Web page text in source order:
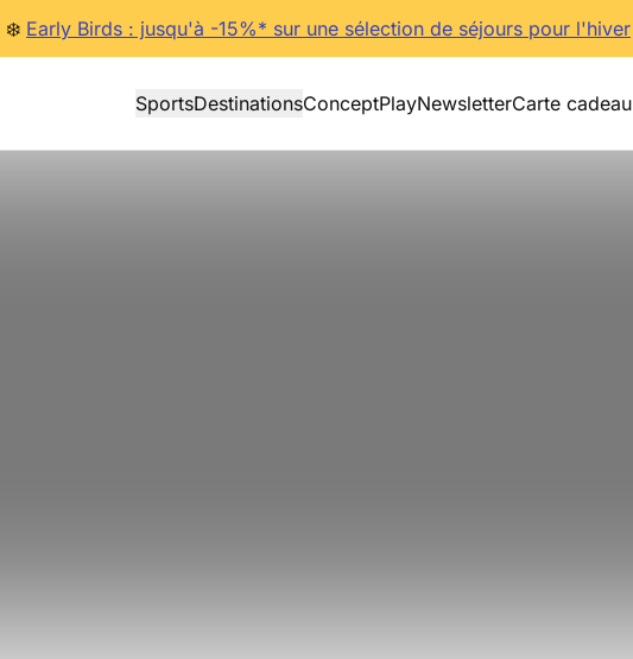
❄️ Early Birds : jusqu'à -15%* sur une sélection de séjours pour l'hiver
SportsDestinationsConceptPlayNewsletterCarte cadeau